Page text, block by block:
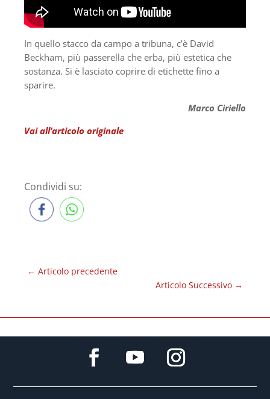
In quello stacco da campo a tribuna, c’è David
Beckham, più passerella che erba, più estetica che
sostanza. Si è lasciato coprire di etichette fino a
sparire.
Marco Ciriello
Vai all’articolo originale
Condividi su:
← Articolo precedente
Articolo Successivo →